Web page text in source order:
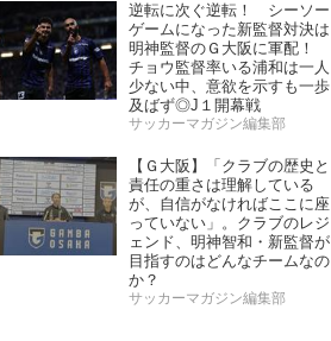
逆転に次ぐ逆転！ シーソー
ゲームになった新監督対決は
明神監督のＧ大阪に軍配！
チョウ監督率いる浦和は一人
少ない中、意欲を示すも一歩
及ばず◎J１開幕戦
サッカーマガジン編集部
【Ｇ大阪】「クラブの歴史と
責任の重さは理解している
が、自信がなければここに座
っていない」。クラブのレジ
ェンド、明神智和・新監督が
目指すのはどんなチームなの
か？
サッカーマガジン編集部